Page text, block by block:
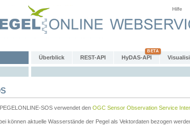
Hilfe
Überblick REST-API HyDAS-API
SOS verwendet den OGC Sensor Observation Service
können aktuelle Wasserstände der Pegel als Vektordaten bezogen